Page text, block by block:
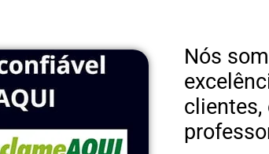
Nós
clientes,